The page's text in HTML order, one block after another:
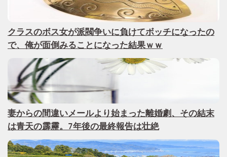
クラスのボス女が派閥争いに負けてボッチになったの
で、俺が面倒みることになった結果ｗｗ
妻からの間違いメールより始まった離婚劇、その結末
は青天の霹靂。7年後の最終報告は壮絶